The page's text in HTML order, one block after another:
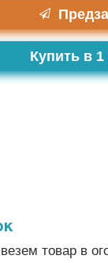
Купить в 1
товар в